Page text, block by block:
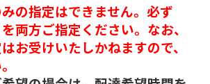
の指定はできません。必ず
両方ご指定ください。なお、
お受けいたしかねますので、